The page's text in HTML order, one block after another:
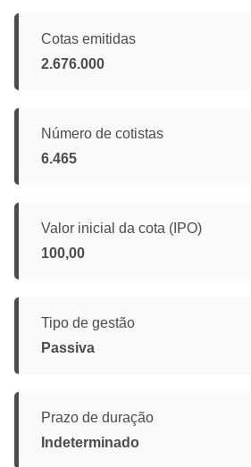
Cotas emitidas
2.676.000
Número de cotistas
6.465
Valor inicial da cota (IPO)
100,00
Tipo de gestão
Passiva
Prazo de duração
Indeterminado